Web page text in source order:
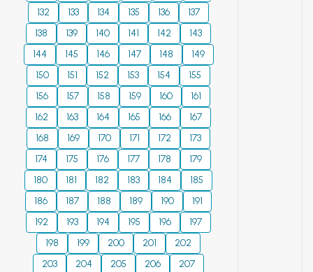
132
133 134 135 136
137
138
139 140 141 142
143
144
145 146 147 148
149
150
151 152 153 154
155
156
157 158 159 160
161
162
163 164 165 166
167
168
169 170 171 172
173
174
175 176 177 178
179
180
181 182 183 184
185
186
187 188 189 190
191
192
193 194 195 196
197
198
199 200 201
202
203
204 205 206
207